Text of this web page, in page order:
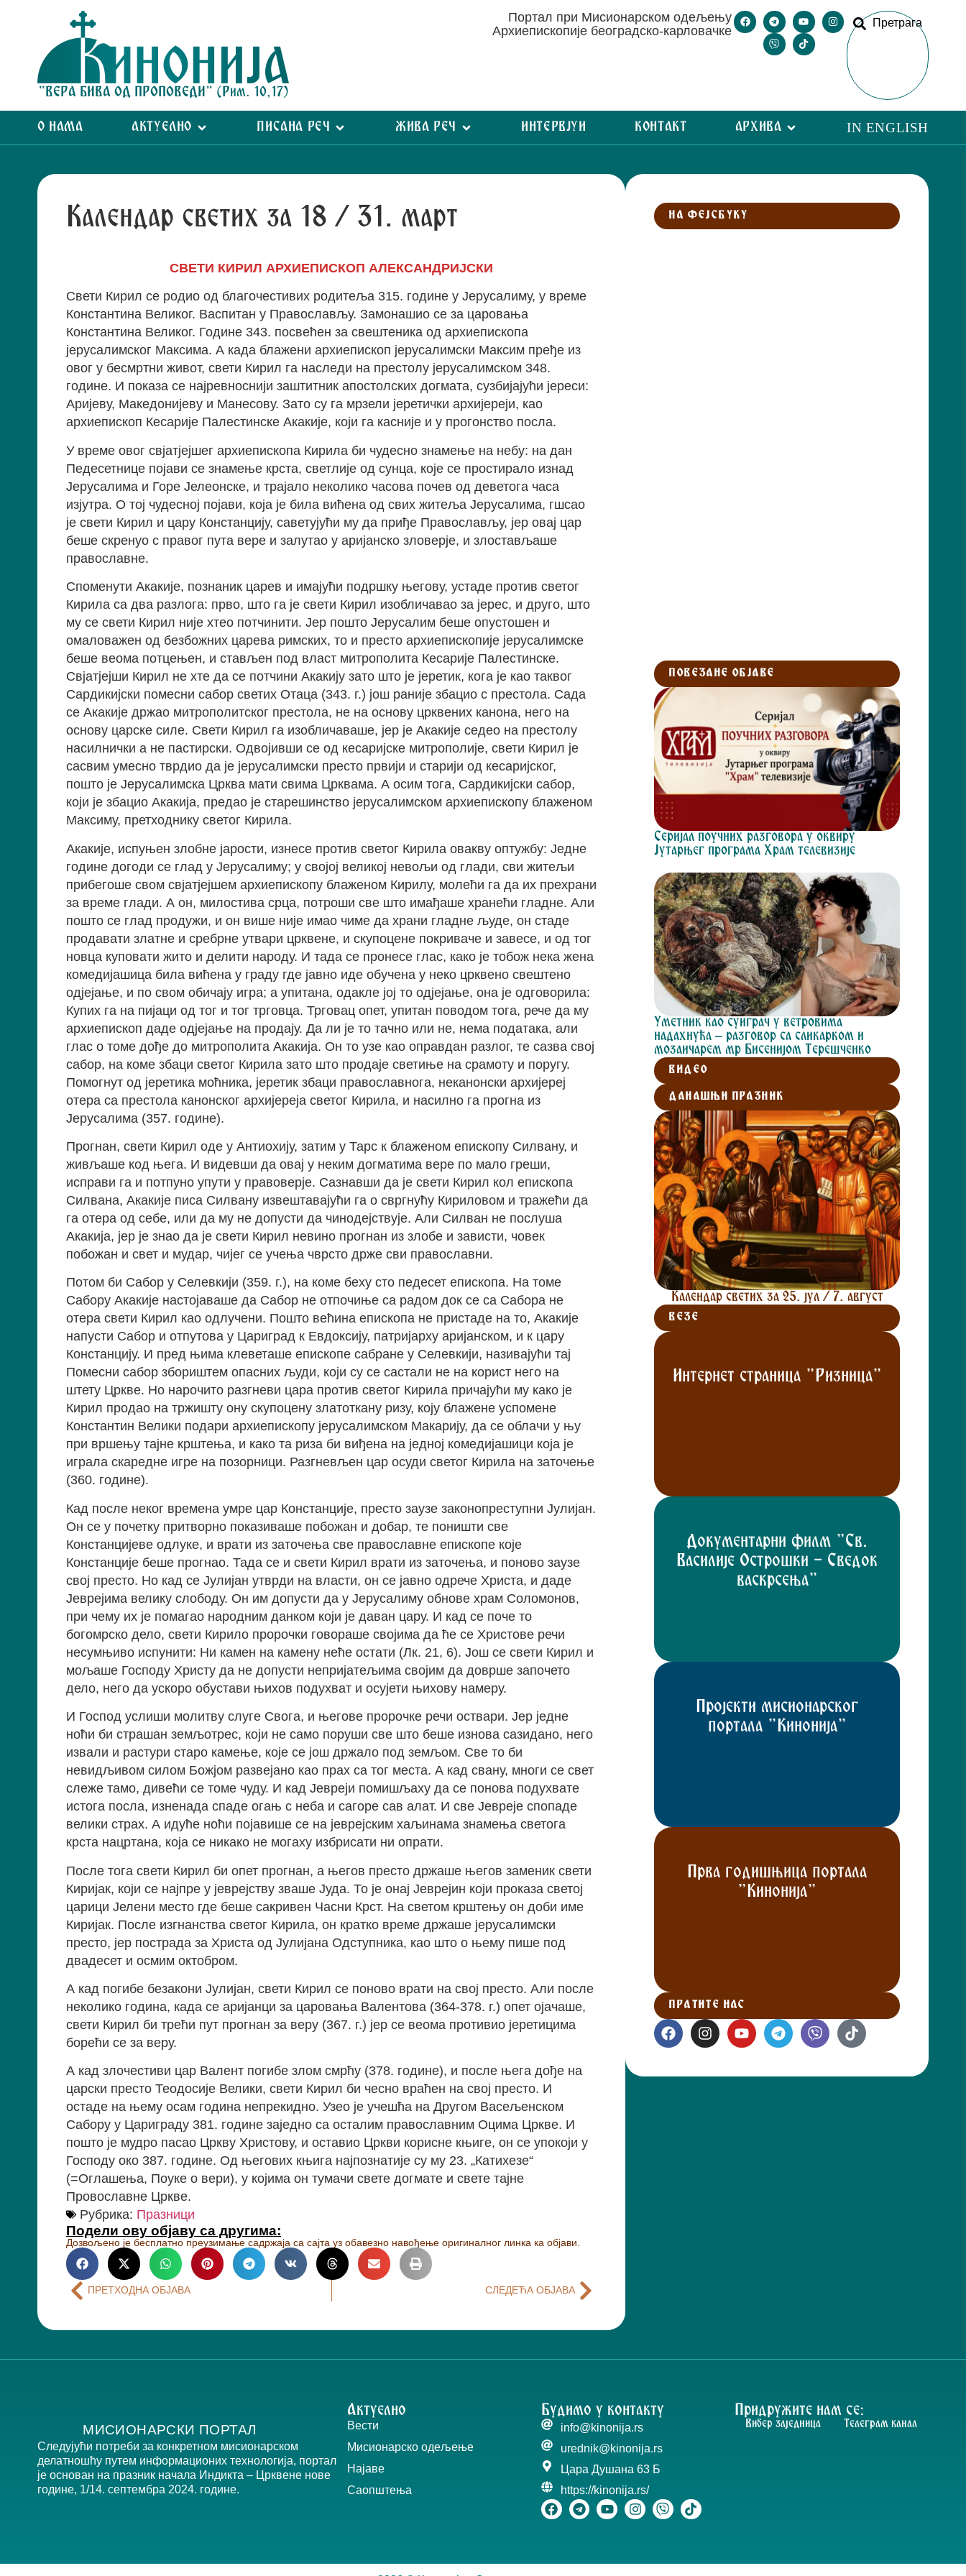
"ВЕРА БИВА ОД ПРОПОВЕДИ" (Рим. 10,17)
Портал при Мисионарском одељењу
Архиепископије београдско-карловачке
Претрага
О НАМА АКТУЕЛНО ПИСАНА РЕЧ ЖИВА РЕЧ ИНТЕРВЈУИ КОНТАКТ АРХИВА IN ENGLISH
Календар светих за 18 / 31. март
СВЕТИ КИРИЛ АРХИЕПИСКОП АЛЕКСАНДРИЈСКИ
Свети Кирил се родио од благочестивих родитеља 315. године у Јерусалиму, у време
Константина Великог. Васпитан у Православљу. Замонашио се за царовања
Константина Великог. Године 343. посвећен за свештеника од архиепископа
јерусалимског Максима. А када блажени архиепископ јерусалимски Максим пређе из
овог у бесмртни живот, свети Кирил га наследи на престолу јерусалимском 348.
године. И показа се најревноснији заштитник апостолских догмата, сузбијајући јереси:
Аријеву, Македонијеву и Манесову. Зато су га мрзели јеретички архијереји, као
архиепископ Кесарије Палестинске Акакије, који га касније и у прогонство посла.
У време овог свјатјејшег архиепископа Кирила би чудесно знамење на небу: на дан
Педесетнице појави се знамење крста, светлије од сунца, које се простирало изнад
Јерусалима и Горе Јелеонске, и трајало неколико часова почев од деветога часа
изјутра. О тој чудесној појави, која је била вићена од свих житеља Јерусалима, гшсао
је свети Кирил и цару Констанцију, саветујући му да приђе Православљу, јер овај цар
беше скренуо с правог пута вере и залутао у аријанско зловерје, и злостављаше
православне.
Споменути Акакије, познаник царев и имајући подршку његову, устаде против светог
Кирила са два разлога: прво, што га је свети Кирил изобличавао за јерес, и друго, што
му се свети Кирил није хтео потчинити. Јер пошто Јерусалим беше опустошен и
омаловажен од безбожних царева римских, то и престо архиепископије јерусалимске
беше веома потцењен, и стављен под власт митрополита Кесарије Палестинске.
Свјатјејши Кирил не хте да се потчини Акакију зато што је јеретик, кога је као таквог
Сардикијски помесни сабор светих Отаца (343. г.) још раније збацио с престола. Сада
се Акакије држао митрополитског престола, не на основу црквених канона, него на
основу царске силе. Свети Кирил га изобличаваше, јер је Акакије седео на престолу
насилнички а не пастирски. Одвојивши се од кесаријске митрополије, свети Кирил је
сасвим умесно тврдио да је јерусалимски престо првији и старији од кесаријског,
пошто је Јерусалимска Црква мати свима Црквама. А осим тога, Сардикијски сабор,
који је збацио Акакија, предао је старешинство јерусалимском архиепископу блаженом
Максиму, претходнику светог Кирила.
Акакије, испуњен злобне јарости, изнесе против светог Кирила овакву оптужбу: Једне
године догоди се глад у Јерусалиму; у својој великој невољи од глади, сви житељи
прибегоше свом свјатјејшем архиепископу блаженом Кирилу, молећи га да их прехрани
за време глади. А он, милостива срца, потроши све што имађаше хранећи гладне. Али
пошто се глад продужи, и он више није имао чиме да храни гладне људе, он стаде
продавати златне и сребрне утвари црквене, и скупоцене покриваче и завесе, и од тог
новца куповати жито и делити народу. И тада се пронесе глас, како је тобож нека жена
комедијашица била вићена у граду где јавно иде обучена у неко црквено свештено
одјејање, и по свом обичају игра; а упитана, одакле јој то одјејање, она је одговорила:
Купих га на пијаци од тог и тог трговца. Трговац опет, упитан поводом тога, рече да му
архиепископ даде одјејање на продају. Да ли је то тачно или не, нема података, али
глас о томе дође до митрополита Акакија. Он то узе као оправдан разлог, те сазва свој
сабор, на коме збаци светог Кирила зато што продаје светиње на срамоту и поругу.
Помогнут од јеретика моћника, јеретик збаци православнога, неканонски архијереј
отера са престола канонског архијереја светог Кирила, и насилно га прогна из
Јерусалима (357. године).
Прогнан, свети Кирил оде у Антиохију, затим у Тарс к блаженом епископу Силвану, и
живљаше код њега. И видевши да овај у неким догматима вере по мало греши,
исправи га и потпуно упути у правоверје. Сазнавши да је свети Кирил кол епископа
Силвана, Акакије писа Силвану извештавајући га о свргнућу Кириловом и тражећи да
га отера од себе, или да му не допусти да чинодејствује. Али Силван не послуша
Акакија, јер је знао да је свети Кирил невино прогнан из злобе и зависти, човек
побожан и свет и мудар, чијег се учења чврсто држе сви православни.
Потом би Сабор у Селевкији (359. г.), на коме беху сто педесет епископа. На томе
Сабору Акакије настојаваше да Сабор не отпочиње са радом док се са Сабора не
отера свети Кирил као одлучени. Пошто већина епископа не пристаде на то, Акакије
напусти Сабор и отпутова у Цариград к Евдоксију, патријарху аријанском, и к цару
Констанцију. И пред њима клеветаше епископе сабране у Селевкији, називајући тај
Помесни сабор збориштем опасних људи, који су се састали не на корист него на
штету Цркве. Но нарочито разгневи цара против светог Кирила причајући му како је
Кирил продао на тржишту ону скупоцену златоткану ризу, коју блажене успомене
Константин Велики подари архиепископу јерусалимском Макарију, да се облачи у њу
при вршењу тајне крштења, и како та риза би виђена на једној комедијашици која је
играла скаредне игре на позорници. Разгневљен цар осуди светог Кирила на заточење
(360. године).
Кад после неког времена умре цар Констанције, престо заузе законопреступни Јулијан.
Он се у почетку притворно показиваше побожан и добар, те поништи све
Констанцијеве одлуке, и врати из заточења све православне епископе које
Констанције беше прогнао. Тада се и свети Кирил врати из заточења, и поново заузе
свој престо. Но кад се Јулијан утврди на власти, он се јавно одрече Христа, и даде
Јеврејима велику слободу. Он им допусти да у Јерусалиму обнове храм Соломонов,
при чему их је помагао народним данком који је даван цару. И кад се поче то
богомрско дело, свети Кирило пророчки говораше својима да ће се Христове речи
несумњиво испунити: Ни камен на камену неће остати (Лк. 21, 6). Још се свети Кирил и
мољаше Господу Христу да не допусти непријатељима својим да доврше започето
дело, него да ускоро обустави њихов подухват и осујети њихову намеру.
И Господ услиши молитву слуге Свога, и његове пророчке речи оствари. Јер једне
ноћи би страшан земљотрес, који не само поруши све што беше изнова сазидано, него
извали и растури старо камење, које се још држало под земљом. Све то би
невидљивом силом Божјом развејано као прах са тог места. А кад свану, многи се свет
слеже тамо, дивећи се томе чуду. И кад Јевреји помишљаху да се понова подухвате
истога посла, изненада спаде огањ с неба и сагоре сав алат. И све Јевреје спопаде
велики страх. А идуће ноћи појавише се на јеврејским хаљинама знамења светога
крста нацртана, која се никако не могаху избрисати ни опрати.
После тога свети Кирил би опет прогнан, а његов престо држаше његов заменик свети
Киријак, који се најпре у јеврејству зваше Јуда. То је онај Јеврејин који проказа светој
царици Јелени место где беше сакривен Часни Крст. На светом крштењу он доби име
Киријак. После изгнанства светог Кирила, он кратко време држаше јерусалимски
престо, јер пострада за Христа од Јулијана Одступника, као што о њему пише под
двадесет и осмим октобром.
А кад погибе безакони Јулијан, свети Кирил се поново врати на свој престо. Али после
неколико година, када се аријанци за царовања Валентова (364-378. г.) опет ојачаше,
свети Кирил би трећи пут прогнан за веру (367. г.) јер се веома противио јеретицима
борећи се за веру.
А кад злочестиви цар Валент погибе злом смрћу (378. године), и после њега дође на
царски престо Теодосије Велики, свети Кирил би чесно враћен на свој престо. И
остаде на њему осам година непрекидно. Узео је учешћа на Другом Васељенском
Сабору у Цариграду 381. године заједно са осталим православним Оцима Цркве. И
пошто је мудро пасао Цркву Христову, и оставио Цркви корисне књиге, он се упокоји у
Господу око 387. године. Од његових књига најпознатије су му 23. „Катихезе“
(=Оглашења, Поуке о вери), у којима он тумачи свете догмате и свете тајне
Провославне Цркве.
Рубрика: Празници
Подели ову објаву са другима:
Дозвољено је бесплатно преузимање садржаја са сајта уз обавезно навођење оригиналног линка ка објави.
ПРЕТХОДНА ОБЈАВА СЛЕДЕЋА ОБЈАВА
НА ФЕЈСБУКУ
ПОВЕЗАНЕ ОБЈАВЕ
Серијал поучних разговора у оквиру
Јутарњег програма Храм телевизије
Уметник као суиграч у ветровима
надахнућа – разговор са сликарком и
мозаичарем мр Бисенијом Терешченко
ВИДЕО
ДАНАШЊИ ПРАЗНИК
Календар светих за 25. јул / 7. август
ВЕЗЕ
Интернет страница "Ризница"
Документарни филм "Св.
Василије Острошки - Сведок
васкрсења"
Пројекти мисионарског
портала "Кинонија"
Прва годишњица портала
"Кинонија"
ПРАТИТЕ НАС
МИСИОНАРСКИ ПОРТАЛ
Следујући потреби за конкретном мисионарском
делатношћу путем информационих технологија, портал
је основан на празник начала Индикта – Црквене нове
године, 1/14. септембра 2024. године.
Актуелно
Вести
Мисионарско одељење
Најаве
Саопштења
Будимо у контакту
info@kinonija.rs
urednik@kinonija.rs
Цара Душана 63 Б
https://kinonija.rs/
Придружите нам се:
Вибер заједница Телеграм канал